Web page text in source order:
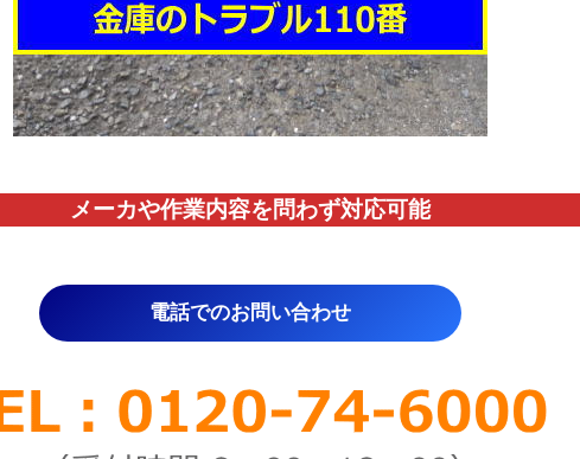
メーカや作業内容を問わず対応可能
電話でのお問い合わせ